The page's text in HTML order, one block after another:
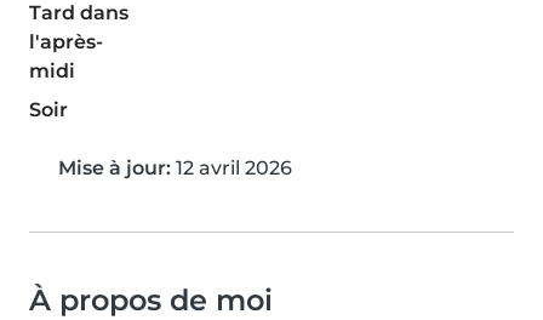
Tard dans
l'après-
midi
Soir
Mise à jour: 12 avril 2026
À propos de moi